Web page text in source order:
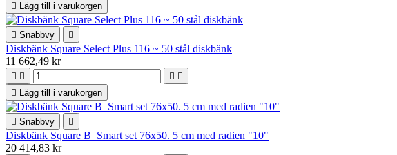
 Lägg till i varukorgen
 Snabbvy 
Diskbänk Square Select Plus 116 ~ 50 stål diskbänk
11 662,49 kr
   
 Lägg till i varukorgen
 Snabbvy 
Diskbänk Square B_Smart set 76x50. 5 cm med radien "10"
20 414,83 kr